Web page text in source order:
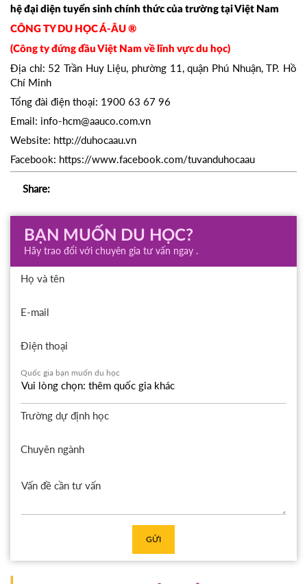
hệ đại diện tuyển sinh chính thức của trường tại Việt Nam
CÔNG TY DU HỌC Á-ÂU ®
(Công ty đứng đầu Việt Nam về lĩnh vực du học)
Địa chỉ: 52 Trần Huy Liệu, phường 11, quận Phú Nhuận, TP. Hồ
Chí Minh
Tổng đài điện thoại: 1900 63 67 96
Email: info-hcm@aauco.com.vn
Website: http://duhocaau.vn
Facebook: https://www.facebook.com/tuvanduhocaau
Share:
BẠN MUỐN DU HỌC?
Hãy trao đổi với chuyên gia tư vấn ngay .
Họ và tên
E-mail
Điện thoại
Quốc gia bạn muốn du học
Trường dự định học
Chuyên ngành
GỬI